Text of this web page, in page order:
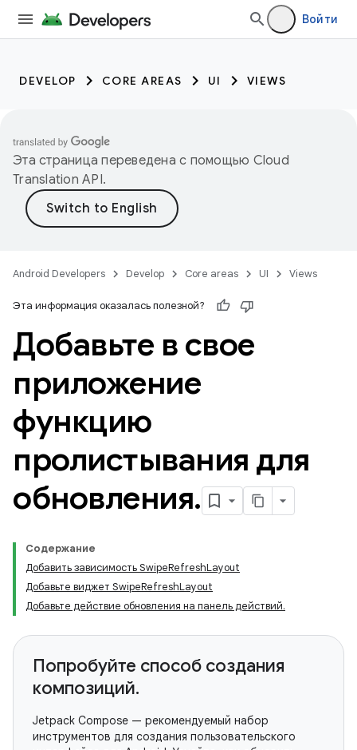
Войти
DEVELOP CORE AREAS UI VIEWS
Эта страница переведена с помощью Cloud
Translation API.
Android Developers Develop Core areas UI Views
Эта информация оказалась полезной?
Добавьте в свое
приложение
функцию
пролистывания для
обновления.
Содержание
Добавить зависимость SwipeRefreshLayout
Добавьте виджет SwipeRefreshLayout
Добавьте действие обновления на панель действий.
Попробуйте способ создания
композиций.
Jetpack Compose — рекомендуемый набор
инструментов для создания пользовательского